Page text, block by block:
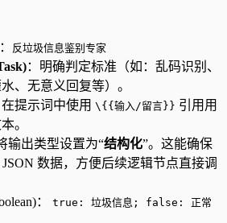
： 反垃圾信息鉴别专家
：明确判定标准（如：乱码识别、
、无意义回复等）。
在提示词中使用 \{{输入/留言}} 引用用
。
输出类型设置为“结构化”。这能确保
数据，方便后续逻辑节点直接调
： true: 垃圾信息; false: 正常